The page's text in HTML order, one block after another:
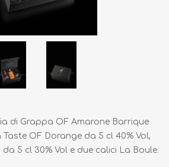
di Grappa OF Amarone Barrique
Taste OF Dorange da 5 cl 40% Vol,
5 cl 30% Vol e due calici La Boule.